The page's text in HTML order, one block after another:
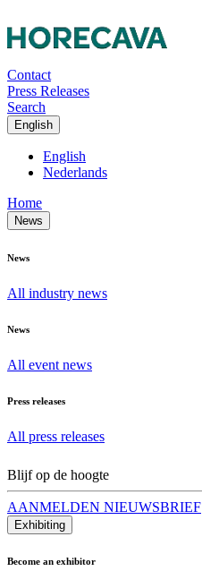
Contact
Press Releases
Search
English
English
Nederlands
Home
News
News
All industry news
News
All event news
Press releases
All press releases
Blijf op de hoogte
AANMELDEN NIEUWSBRIEF
Exhibiting
Become an exhibitor